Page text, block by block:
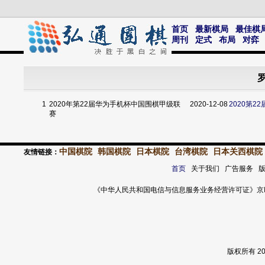
首页 最新棋局
最佳棋
周刊
定式 布局 对弈
1 2020年第22届华为手机杯中国围棋甲级联
赛
2020-12-082020第22
友情链接： 中国棋院 韩国棋院 日本棋院 台湾棋院 日本关西棋院
首页关于我们 广告服务
《中华人民共和国电信与信息服务业务经营许可证
版权所有